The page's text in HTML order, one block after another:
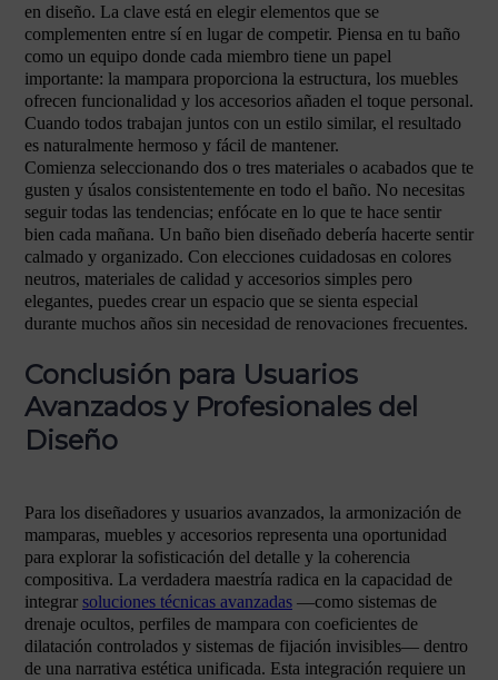
en diseño. La clave está en elegir elementos que se
complementen entre sí en lugar de competir. Piensa en tu baño
como un equipo donde cada miembro tiene un papel
importante: la mampara proporciona la estructura, los muebles
ofrecen funcionalidad y los accesorios añaden el toque personal.
Cuando todos trabajan juntos con un estilo similar, el resultado
es naturalmente hermoso y fácil de mantener.
Comienza seleccionando dos o tres materiales o acabados que te
gusten y úsalos consistentemente en todo el baño. No necesitas
seguir todas las tendencias; enfócate en lo que te hace sentir
bien cada mañana. Un baño bien diseñado debería hacerte sentir
calmado y organizado. Con elecciones cuidadosas en colores
neutros, materiales de calidad y accesorios simples pero
elegantes, puedes crear un espacio que se sienta especial
durante muchos años sin necesidad de renovaciones frecuentes.
Conclusión para Usuarios
Avanzados y Profesionales del
Diseño
Para los diseñadores y usuarios avanzados, la armonización de
mamparas, muebles y accesorios representa una oportunidad
para explorar la sofisticación del detalle y la coherencia
compositiva. La verdadera maestría radica en la capacidad de
integrar soluciones técnicas avanzadas —como sistemas de
drenaje ocultos, perfiles de mampara con coeficientes de
dilatación controlados y sistemas de fijación invisibles— dentro
de una narrativa estética unificada. Esta integración requiere un